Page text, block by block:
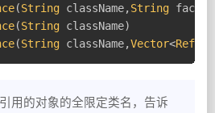
(String className,String
(String className)
(String className,Vector<
用的对象的全限定类名，告诉